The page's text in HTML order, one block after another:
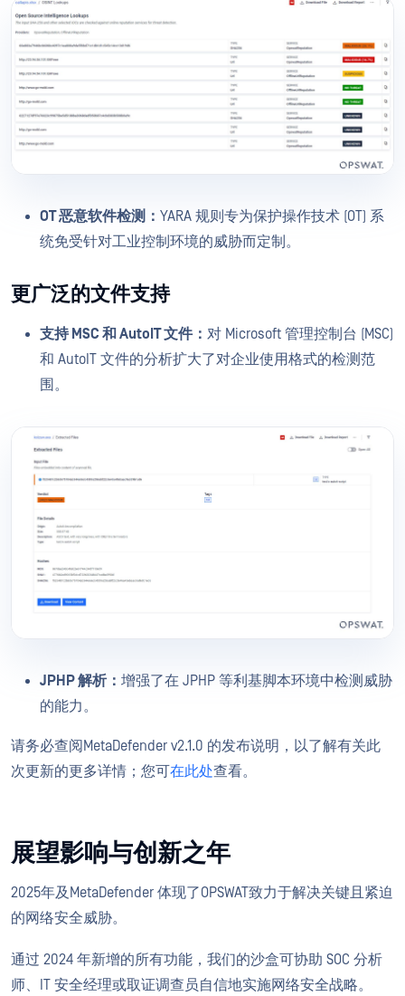
OT 恶意软件检测： YARA 规则专为保护操作技术 (OT) 系
统免受针对工业控制环境的威胁而定制。
更广泛的文件支持
支持 MSC 和 AutoIT 文件： 对 Microsoft 管理控制台 (MSC)
和 AutoIT 文件的分析扩大了对企业使用格式的检测范
围。
JPHP 解析： 增强了在 JPHP 等利基脚本环境中检测威胁
的能力。
请务必查阅MetaDefender v2.1.0 的发布说明，以了解有关此
次更新的更多详情；您可在此处查看。
展望影响与创新之年
2025年及MetaDefender 体现了OPSWAT致力于解决关键且紧迫
的网络安全威胁。
通过 2024 年新增的所有功能，我们的沙盒可协助 SOC 分析
师、IT 安全经理或取证调查员自信地实施网络安全战略。